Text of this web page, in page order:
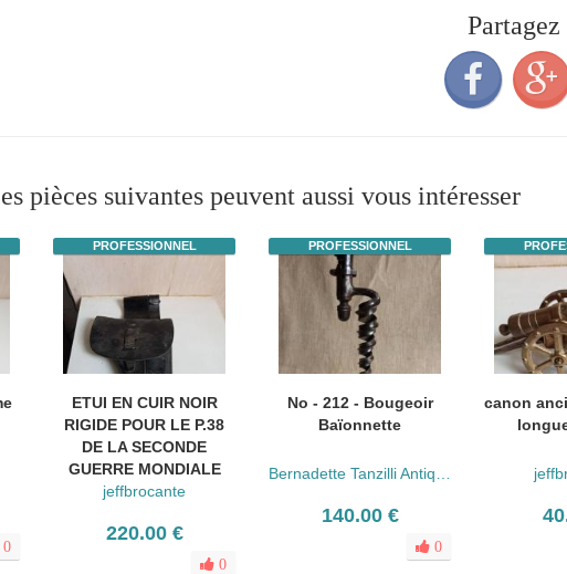
pièces suivantes peuvent aussi vous intéresser
0
PROFESSIONNEL
ETUI EN CUIR NOIR
RIGIDE POUR LE P.38
DE LA SECONDE
GUERRE MONDIALE
jeffbrocante
220.00 €
0
PROFESSIONNEL
No - 212 - Bougeoir
Baïonnette
Bernadette Tanzilli Antiquités
140.00 €
0
canon